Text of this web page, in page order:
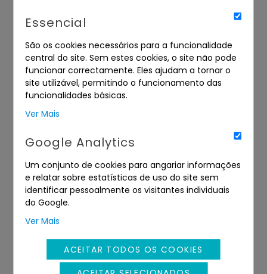
Essencial
São os cookies necessários para a funcionalidade
central do site. Sem estes cookies, o site não pode
funcionar correctamente. Eles ajudam a tornar o
site utilizável, permitindo o funcionamento das
funcionalidades básicas.
Ver Mais
Google Analytics
Um conjunto de cookies para angariar informações
e relatar sobre estatísticas de uso do site sem
identificar pessoalmente os visitantes individuais
do Google.
Ver Mais
ACEITAR TODOS OS COOKIES